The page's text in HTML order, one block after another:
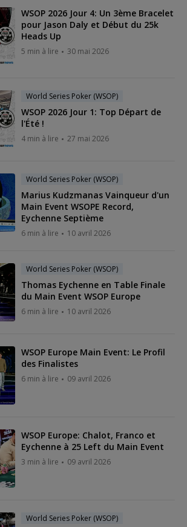
WSOP 2026 Jour 4: Un 3ème Bracelet
pour Jason Daly et Début du 25k
Heads Up
5 min à lire 30 mai 2026
World Series Poker (WSOP)
WSOP 2026 Jour 1: Top Départ de
l'Été !
4 min à lire 27 mai 2026
World Series Poker (WSOP)
Marius Kudzmanas Vainqueur d'un
Main Event WSOPE Record,
Eychenne Septième
6 min à lire 10 avril 2026
World Series Poker (WSOP)
Thomas Eychenne en Table Finale
du Main Event WSOP Europe
6 min à lire 10 avril 2026
WSOP Europe Main Event: Le Profil
des Finalistes
6 min à lire 09 avril 2026
WSOP Europe: Chalot, Franco et
Eychenne à 25 Left du Main Event
3 min à lire 09 avril 2026
World Series Poker (WSOP)